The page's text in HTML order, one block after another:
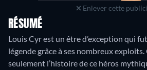
Enlever cette
RÉSUMÉ
Louis Cyr est un être d’exception qui
légende grâce à ses nombreux
seulement l’histoire de ce héros